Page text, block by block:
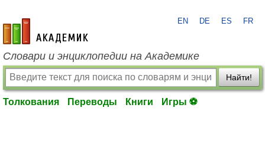
academic.ru
EN DE ES FR
Словари и энциклопедии на Академике
Найти!
Толкования Переводы Книги Игры ⚽